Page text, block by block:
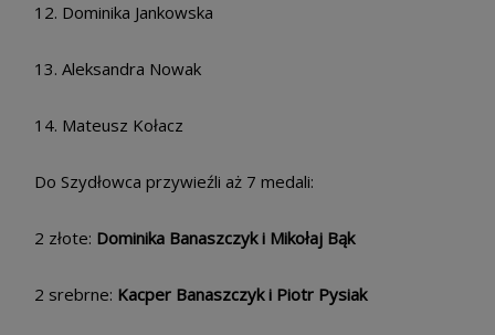
12. Dominika Jankowska
13. Aleksandra Nowak
14. Mateusz Kołacz
Do Szydłowca przywieźli aż 7 medali:
2 złote: Dominika Banaszczyk i Mikołaj Bąk
2 srebrne: Kacper Banaszczyk i Piotr Pysiak